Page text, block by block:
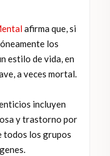
afirma que, si
los
estilo de vida, en
a veces mortal.
incluyen
y trastorno por
todos los grupos